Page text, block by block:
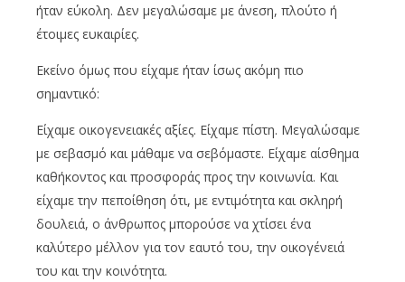
ήταν εύκολη. Δεν μεγαλώσαμε με άνεση, πλούτο ή
έτοιμες ευκαιρίες.
Εκείνο όμως που είχαμε ήταν ίσως ακόμη πιο
σημαντικό:
Είχαμε οικογενειακές αξίες. Είχαμε πίστη. Μεγαλώσαμε
με σεβασμό και μάθαμε να σεβόμαστε. Είχαμε αίσθημα
καθήκοντος και προσφοράς προς την κοινωνία. Και
είχαμε την πεποίθηση ότι, με εντιμότητα και σκληρή
δουλειά, ο άνθρωπος μπορούσε να χτίσει ένα
καλύτερο μέλλον για τον εαυτό του, την οικογένειά
του και την κοινότητα.